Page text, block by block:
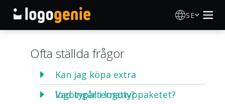
SE
AI logotypgenerator
Logotypidéer
Ofta ställda frågor
Kan jag köpa extra
logotypalternativ?
Vad ingår i logotyppaketet?